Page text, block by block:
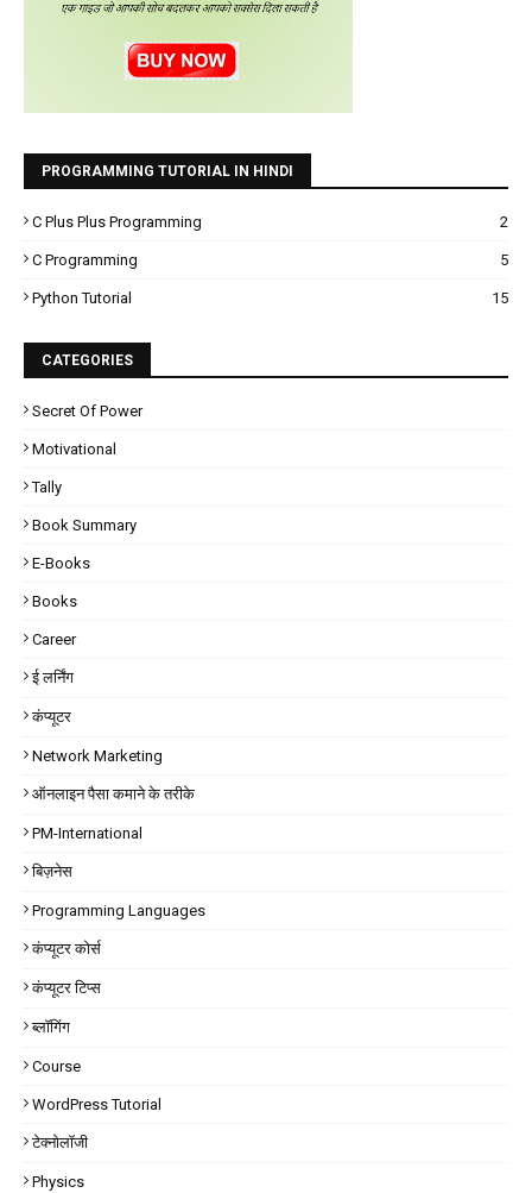
PROGRAMMING TUTORIAL IN HINDI
C Plus Plus Programming 2
C Programming 5
Python Tutorial 15
CATEGORIES
Secret Of Power
Motivational
Tally
Book Summary
E-Books
Books
Career
ई लर्निंग
कंप्यूटर
Network Marketing
ऑनलाइन पैसा कमाने के तरीके
PM-International
बिज़नेस
Programming Languages
कंप्यूटर कोर्स
कंप्यूटर टिप्स
ब्लॉगिंग
Course
WordPress Tutorial
टेक्नोलॉजी
Physics